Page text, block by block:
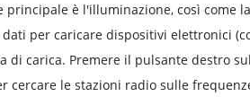
è l'illuminazione, così come
per caricare dispositivi elettronici
di carica. Premere il pulsante destro
cercare le stazioni radio sulle